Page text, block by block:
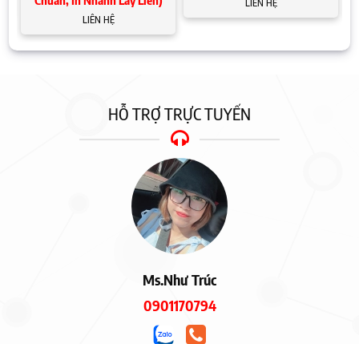
LIÊN HỆ
LIÊN HỆ
HỖ TRỢ TRỰC TUYẾN
Ms.Như Trúc
0901170794